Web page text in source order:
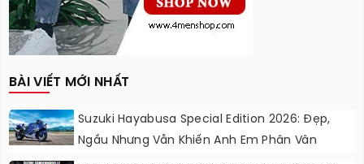
BÀI VIẾT MỚI NHẤT
Suzuki Hayabusa Special Edition 2026: Đẹp,
Ngầu Nhưng Vẫn Khiến Anh Em Phân Vân